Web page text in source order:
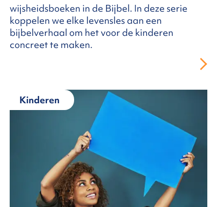
wijsheidsboeken in de Bijbel. In deze serie
koppelen we elke levensles aan een
bijbelverhaal om het voor de kinderen
concreet te maken.
Kinderen